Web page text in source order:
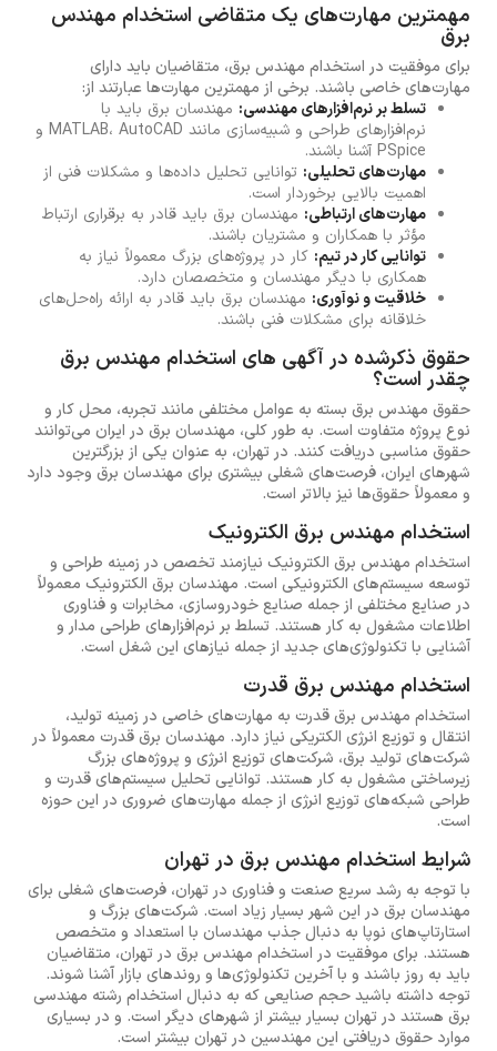
مهمترین مهارت‌های یک متقاضی استخدام مهندس
برق
برای موفقیت در استخدام مهندس برق، متقاضیان باید دارای
مهارت‌های خاصی باشند. برخی از مهمترین مهارت‌ها عبارتند از:
تسلط بر نرم‌افزارهای مهندسی: مهندسان برق باید با
نرم‌افزارهای طراحی و شبیه‌سازی مانند MATLAB، AutoCAD و
PSpice آشنا باشند.
مهارت‌های تحلیلی: توانایی تحلیل داده‌ها و مشکلات فنی از
اهمیت بالایی برخوردار است.
مهارت‌های ارتباطی: مهندسان برق باید قادر به برقراری ارتباط
مؤثر با همکاران و مشتریان باشند.
توانایی کار در تیم: کار در پروژه‌های بزرگ معمولاً نیاز به
همکاری با دیگر مهندسان و متخصصان دارد.
خلاقیت و نوآوری: مهندسان برق باید قادر به ارائه راه‌حل‌های
خلاقانه برای مشکلات فنی باشند.
حقوق ذکرشده در آگهی های استخدام مهندس برق
چقدر است؟
حقوق مهندس برق بسته به عوامل مختلفی مانند تجربه، محل کار و
نوع پروژه متفاوت است. به طور کلی، مهندسان برق در ایران می‌توانند
حقوق مناسبی دریافت کنند. در تهران، به عنوان یکی از بزرگترین
شهرهای ایران، فرصت‌های شغلی بیشتری برای مهندسان برق وجود دارد
و معمولاً حقوق‌ها نیز بالاتر است.
استخدام مهندس برق الکترونیک
استخدام مهندس برق الکترونیک نیازمند تخصص در زمینه طراحی و
توسعه سیستم‌های الکترونیکی است. مهندسان برق الکترونیک معمولاً
در صنایع مختلفی از جمله صنایع خودروسازی، مخابرات و فناوری
اطلاعات مشغول به کار هستند. تسلط بر نرم‌افزارهای طراحی مدار و
آشنایی با تکنولوژی‌های جدید از جمله نیازهای این شغل است.
استخدام مهندس برق قدرت
استخدام مهندس برق قدرت به مهارت‌های خاصی در زمینه تولید،
انتقال و توزیع انرژی الکتریکی نیاز دارد. مهندسان برق قدرت معمولاً در
شرکت‌های تولید برق، شرکت‌های توزیع انرژی و پروژه‌های بزرگ
زیرساختی مشغول به کار هستند. توانایی تحلیل سیستم‌های قدرت و
طراحی شبکه‌های توزیع انرژی از جمله مهارت‌های ضروری در این حوزه
است.
شرایط استخدام مهندس برق در تهران
با توجه به رشد سریع صنعت و فناوری در تهران، فرصت‌های شغلی برای
مهندسان برق در این شهر بسیار زیاد است. شرکت‌های بزرگ و
استارتاپ‌های نوپا به دنبال جذب مهندسان با استعداد و متخصص
هستند. برای موفقیت در استخدام مهندس برق در تهران، متقاضیان
باید به روز باشند و با آخرین تکنولوژی‌ها و روندهای بازار آشنا شوند.
توجه داشته باشید حجم صنایعی که به دنبال استخدام رشته مهندسی
برق هستند در تهران بسیار بیشتر از شهرهای دیگر است. و در بسیاری
موارد حقوق دریافتی این مهندسین در تهران بیشتر است.